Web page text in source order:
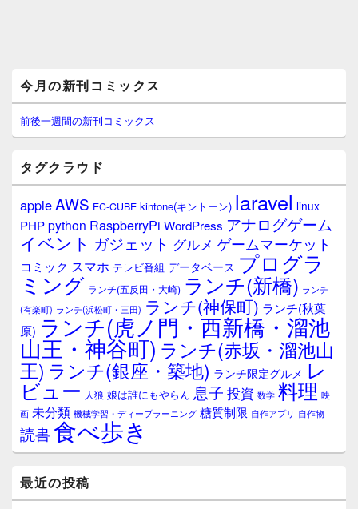
イ
ン
サ
イ
ウ
ィ
ジ
ェ
ア
今月の新刊コミックス
前後一週間の新刊コミックス
タグクラウド
appleAWS EC-CUBE kintone(キントーン) laravel linux
PHPpython RaspberryPi WordPress アナログゲーム
イベント ガジェット グルメ ゲームマーケット
コミック スマホ テレビ番組 データベース プログラ
ミング ランチ(五反田・大崎) ランチ(新橋) ランチ
(有楽町) ランチ(浜松町・三田) ランチ(神保町) ランチ(秋葉
原) ランチ(虎ノ門・西新橋・溜池
山王・神谷町) ランチ(赤坂・溜池山
王) ランチ(銀座・築地) ランチ限定グルメ レ
ビュー 人狼 娘は誰にもやらん 息子 投資 数学 料理 映
画 未分類 機械学習・ディープラーニング 糖質制限 自作アプリ 自作物
読書食べ歩き
最近の投稿